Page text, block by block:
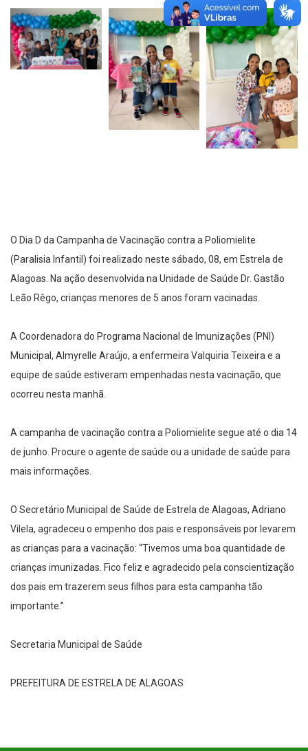
O Dia D da Campanha de Vacinação contra a Poliomielite
(Paralisia Infantil) foi realizado neste sábado, 08, em Estrela de
Alagoas. Na ação desenvolvida na Unidade de Saúde Dr. Gastão
Leão Rêgo, crianças menores de 5 anos foram vacinadas.
A Coordenadora do Programa Nacional de Imunizações (PNI)
Municipal, Almyrelle Araújo, a enfermeira Valquiria Teixeira e a
equipe de saúde estiveram empenhadas nesta vacinação, que
ocorreu nesta manhã.
A campanha de vacinação contra a Poliomielite segue até o dia 14
de junho. Procure o agente de saúde ou a unidade de saúde para
mais informações.
O Secretário Municipal de Saúde de Estrela de Alagoas, Adriano
Vilela, agradeceu o empenho dos pais e responsáveis por levarem
as crianças para a vacinação: “Tivemos uma boa quantidade de
crianças imunizadas. Fico feliz e agradecido pela conscientização
dos pais em trazerem seus filhos para esta campanha tão
importante.”
Secretaria Municipal de Saúde
PREFEITURA DE ESTRELA DE ALAGOAS